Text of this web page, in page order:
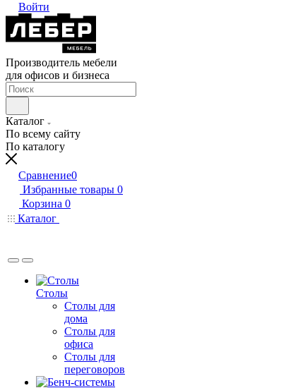
Войти
Производитель мебели
для офисов и бизнеса
Каталог
По всему сайту
По каталогу
Сравнение0
Избранные товары 0
Корзина 0
Каталог
Столы
Столы для
дома
Столы для
офиса
Столы для
переговоров